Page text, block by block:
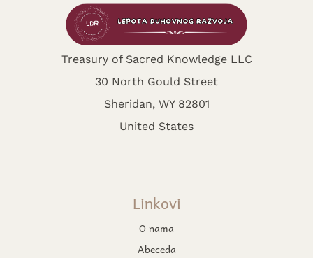
Treasury of Sacred Knowledge LLC
30 North Gould Street
Sheridan, WY 82801
United States
Linkovi
O nama
Abeceda